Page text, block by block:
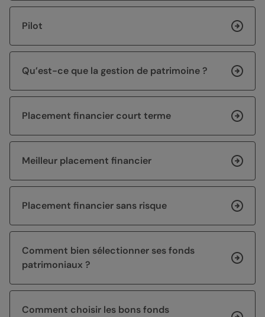
Pilot
Qu’est-ce que la gestion de patrimoine ?
Placement financier court terme
Meilleur placement financier
Placement financier sans risque
Comment bien sélectionner ses fonds
patrimoniaux ?
Comment choisir les bons fonds